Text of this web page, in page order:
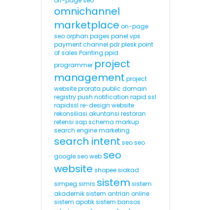
omnichannel
marketplace on-page
seo orphan pages panel vps
payment channel pdr plesk point
of sales Pointing ppid
programmer project
management project
website prorata public domain
registry push notification rapid ssl
rapidssl re-design website
rekonsiliasi akuntansi restoran
retensi sap schema markup
search engine marketing
search intent seo seo
google seo web seo
website shopee siakad
simpeg simrs sistem sistem
akademik sistem antrian online
sistem apotik sistem bansos